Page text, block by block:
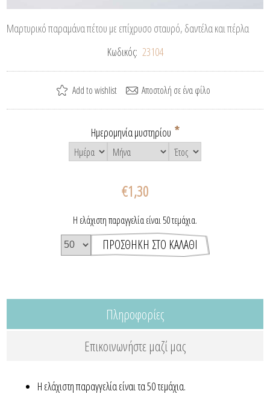
Μαρτυρικό παραμάνα πέτου με επίχρυσο σταυρό, δαντέλα και πέρλα
Κωδικός: 23104
Ημερομηνία μυστηρίου *
€1,30
Η ελάχιστη παραγγελία είναι 50 τεμάχια.
Πληροφορίες
Επικοινωνήστε μαζί μας
Η ελάχιστη παραγγελία είναι τα 50 τεμάχια.